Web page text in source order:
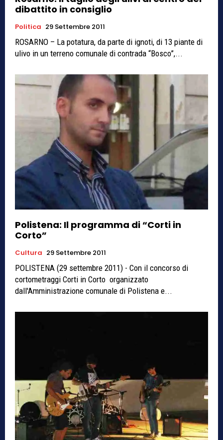
dibattito in consiglio
Politica 29 Settembre 2011
ROSARNO – La potatura, da parte di ignoti, di 13 piante di
ulivo in un terreno comunale di contrada “Bosco”,...
Polistena: Il programma di “Corti in
Corto”
Cultura 29 Settembre 2011
POLISTENA (29 settembre 2011) - Con il concorso di
cortometraggi Corti in Corto organizzato
dall'Amministrazione comunale di Polistena e...